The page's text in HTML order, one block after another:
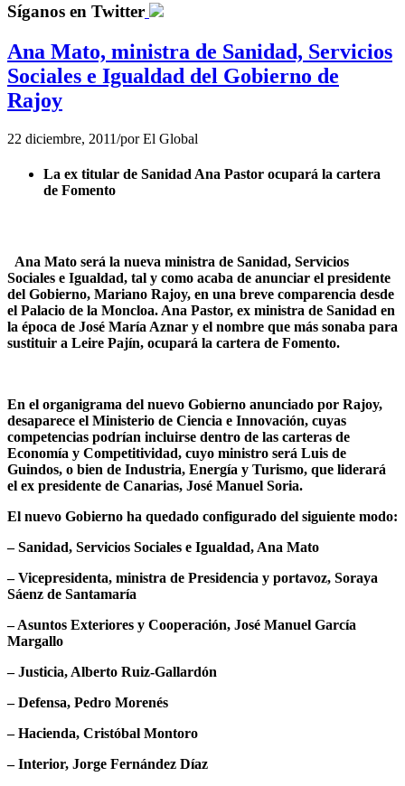
Síganos en Twitter
Ana Mato, ministra de Sanidad, Servicios
Sociales e Igualdad del Gobierno de
Rajoy
22 diciembre, 2011/porEl Global
La ex titular de Sanidad Ana Pastor ocupará la cartera
de Fomento
Ana Mato será la nueva ministra de Sanidad, Servicios
Sociales e Igualdad, tal y como acaba de anunciar el presidente
del Gobierno, Mariano Rajoy, en una breve comparencia desde
el Palacio de la Moncloa. Ana Pastor, ex ministra de Sanidad en
la época de José María Aznar y el nombre que más sonaba para
sustituir a Leire Pajín, ocupará la cartera de Fomento.
En el organigrama del nuevo Gobierno anunciado por Rajoy,
desaparece el Ministerio de Ciencia e Innovación, cuyas
competencias podrían incluirse dentro de las carteras de
Economía y Competitividad, cuyo ministro será Luis de
Guindos, o bien de Industria, Energía y Turismo, que liderará
el ex presidente de Canarias, José Manuel Soria.
El nuevo Gobierno ha quedado configurado del siguiente modo:
– Sanidad, Servicios Sociales e Igualdad, Ana Mato
– Vicepresidenta, ministra de Presidencia y portavoz, Soraya
Sáenz de Santamaría
– Asuntos Exteriores y Cooperación, José Manuel García
Margallo
– Justicia, Alberto Ruiz-Gallardón
– Defensa, Pedro Morenés
– Hacienda, Cristóbal Montoro
– Interior, Jorge Fernández Díaz